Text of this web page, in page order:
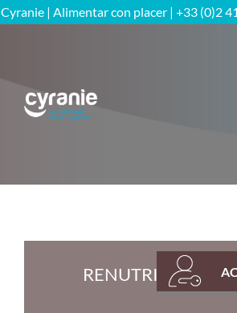
Skip
to
Cyranie | Alimentar con placer | +33 (0)2
RENUTRICION